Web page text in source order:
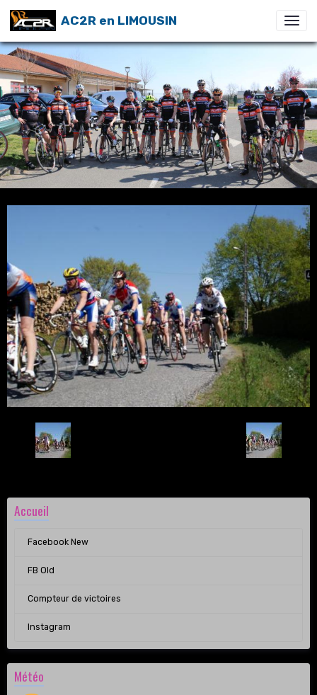
AC2R en LIMOUSIN
Accueil
Facebook New
FB Old
Compteur de victoires
Instagram
Météo